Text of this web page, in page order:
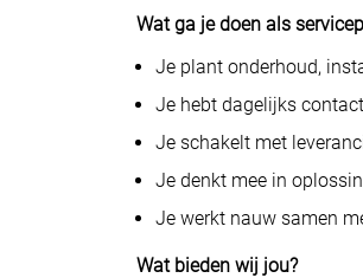
Wat ga je doen als
Je plant onderhoud,
Je hebt dagelijks
Je schakelt met
Je denkt mee in
Je werkt nauw samen
Wat bieden wij jou?